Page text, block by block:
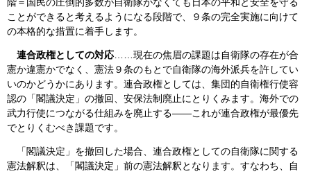
ことができると考えるようになる段階で、９条の完全実施に向けて
の本格的な措置に着手します。
連合政権としての対応 ……現在の焦眉の課題は自衛隊の存在が合
憲か違憲かでなく、憲法９条のもとで自衛隊の海外派兵を許してい
いのかどうかにあります。連合政権としては、集団的自衛権行使容
認の「閣議決定」の撤回、安保法制廃止にとりくみます。海外での
武力行使につながる仕組みを廃止する――これが連合政権が最優先
でとりくむべき課題です。
「閣議決定」を撤回した場合、連合政権としての自衛隊に関する
憲法解釈は、「閣議決定」前の憲法解釈となります。すなわち、自